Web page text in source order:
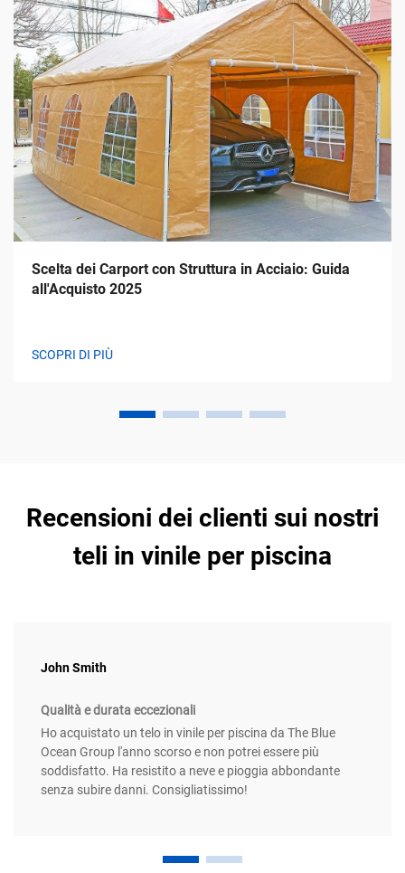
Scelta dei Carport con Struttura in Acciaio: Guida
all'Acquisto 2025
SCOPRI DI PIÙ
Recensioni dei clienti sui nostri
teli in vinile per piscina
John Smith
Qualità e durata eccezionali
Ho acquistato un telo in vinile per piscina da The Blue
Ocean Group l'anno scorso e non potrei essere più
soddisfatto. Ha resistito a neve e pioggia abbondante
senza subire danni. Consigliatissimo!